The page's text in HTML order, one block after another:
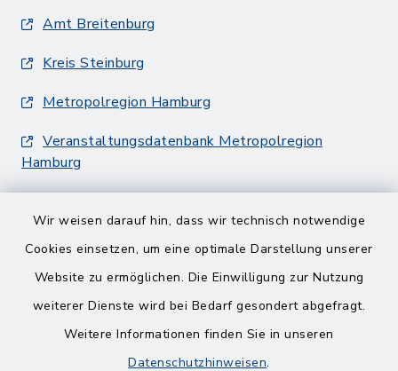
Wir weisen darauf hin, dass wir technisch notwendige
Cookies einsetzen, um eine optimale Darstellung unserer
Website zu ermöglichen. Die Einwilligung zur Nutzung
weiterer Dienste wird bei Bedarf gesondert abgefragt.
Weitere Informationen finden Sie in unseren
Datenschutzhinweisen.
Amt Breitenburg
Kreis Steinburg
Metropolregion Hamburg
Veranstaltungsdatenbank Metropolregion
Hamburg
Barrierefreiheit